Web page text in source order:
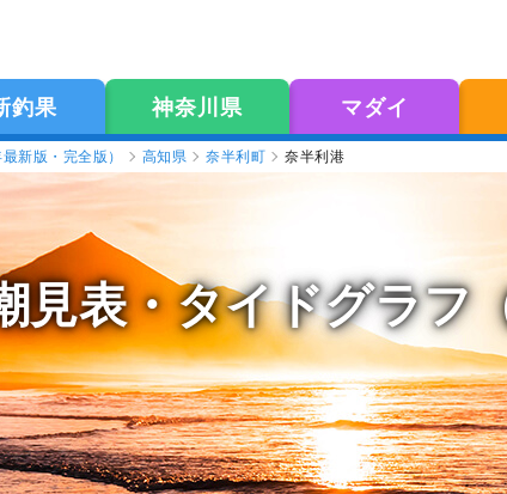
釣果 神奈川県 マダイ
新版・完全版） 高知県 奈半利町 奈半利港
見表・タイドグラフ